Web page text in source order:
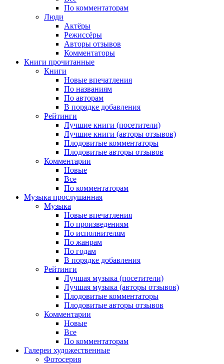
По комментаторам
Люди
Актёры
Режиссёры
Авторы отзывов
Комментаторы
Книги прочитанные
Книги
Новые впечатления
По названиям
По авторам
В порядке добавления
Рейтинги
Лучшие книги (посетители)
Лучшие книги (авторы отзывов)
Плодовитые комментаторы
Плодовитые авторы отзывов
Комментарии
Новые
Все
По комментаторам
Музыка прослушанная
Музыка
Новые впечатления
По произведениям
По исполнителям
По жанрам
По годам
В порядке добавления
Рейтинги
Лучшая музыка (посетители)
Лучшая музыка (авторы отзывов)
Плодовитые комментаторы
Плодовитые авторы отзывов
Комментарии
Новые
Все
По комментаторам
Галереи художественные
Фотосерия